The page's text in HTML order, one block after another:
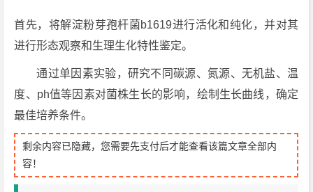
首先，将解淀粉芽孢杆菌b1619进行活化和纯化，并对其
进行形态观察和生理生化特性鉴定。
通过单因素实验，研究不同碳源、氮源、无机盐、温
度、ph值等因素对菌株生长的影响，绘制生长曲线，确定
最佳培养条件。
剩余内容已隐藏，您需要先支付后才能查看该篇文章全部内
容！